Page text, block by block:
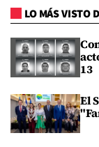
LO MÁS VISTO
13
El